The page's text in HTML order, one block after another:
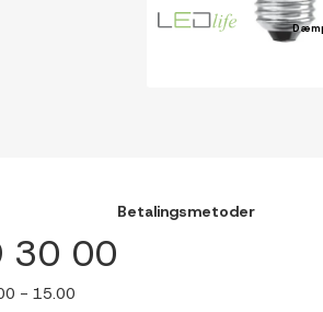
30 00
- 15.00
Betalingsmetoder